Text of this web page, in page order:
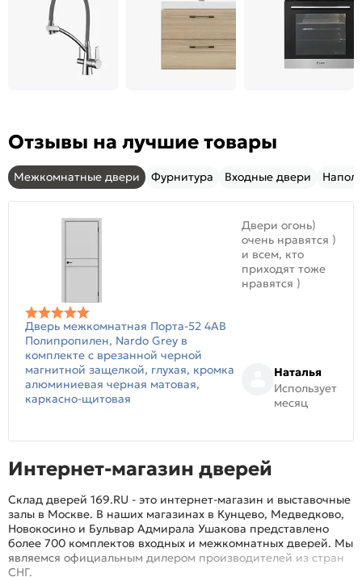
Отзывы на лучшие товары
Межкомнатные двери Фурнитура Входные двери
Дверь межкомнатная Порта-52 4AB
Полипропилен, Nardo Grey в
комплекте с врезанной черной
магнитной защелкой, глухая, кромка
алюминиевая черная матовая,
каркасно-щитовая
Двери огонь)
очень нравятся )
и всем, кто
приходят тоже
нравятся )
Наталья
Использует
месяц
Интернет-магазин дверей
Склад дверей 169.RU - это интернет-магазин и выставочные
залы в Москве. В наших магазинах в Кунцево, Медведково,
Новокосино и Бульвар Адмирала Ушакова представлено
более 700 комплектов входных и межкомнатных дверей. Мы
являемся официальным дилером производителей из стран
СНГ.